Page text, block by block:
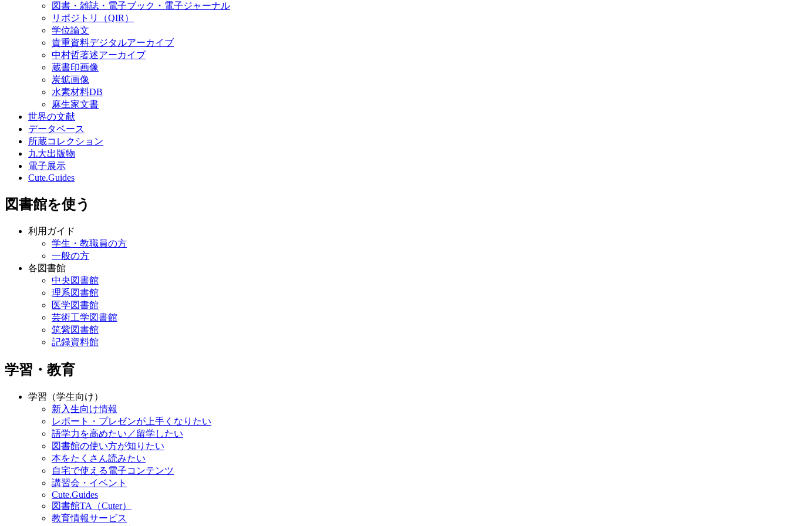
図書・雑誌・電子ブック・電子ジャーナル
リポジトリ（QIR）
学位論文
貴重資料デジタルアーカイブ
中村哲著述アーカイブ
蔵書印画像
炭鉱画像
水素材料DB
麻生家文書
世界の文献
データベース
所蔵コレクション
九大出版物
電子展示
Cute.Guides
図書館を使う
利用ガイド
学生・教職員の方
一般の方
各図書館
中央図書館
理系図書館
医学図書館
芸術工学図書館
筑紫図書館
記録資料館
学習・教育
学習（学生向け）
新入生向け情報
レポート・プレゼンが上手くなりたい
語学力を高めたい／留学したい
図書館の使い方が知りたい
本をたくさん読みたい
自宅で使える電子コンテンツ
講習会・イベント
Cute.Guides
図書館TA（Cuter）
教育情報サービス